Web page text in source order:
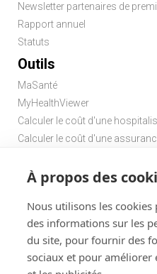
À propos des
Nous utilisons les
des informations sur les
du site, pour fournir des
sociaux et pour améliorer
Newsletter partenaires de
Rapport annuel
Statuts
Outils
MaSanté
MyHealthViewer
Calculer le coût d'une
Calculer le coût d'une
Chercher un médecin de garde